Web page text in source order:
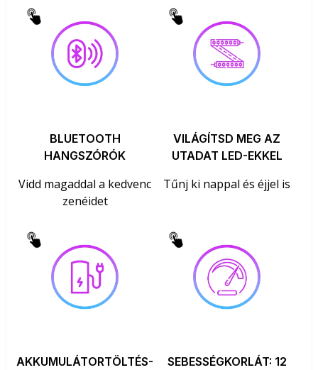
BLUETOOTH
HANGSZÓRÓK
Vidd magaddal a kedvenc
zenéidet
VILÁGÍTSD MEG AZ
UTADAT LED-EKKEL
Tűnj ki nappal és éjjel is
AKKUMULÁTORTÖLTÉS-
SEBESSÉGKORLÁT: 12